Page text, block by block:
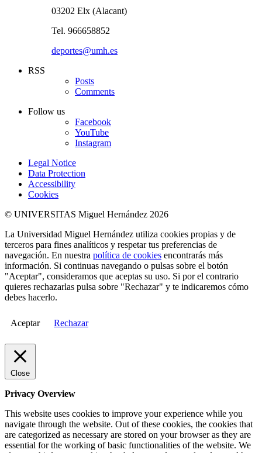
03202 Elx (Alacant)
Tel. 966658852
deportes@umh.es
RSS
Posts
Comments
Follow us
Facebook
YouTube
Instagram
Legal Notice
Data Protection
Accessibility
Cookies
© UNIVERSITAS Miguel Hernández 2026
La Universidad Miguel Hernández utiliza cookies propias y de
terceros para fines analíticos y respetar tus preferencias de
navegación. En nuestra política de cookies encontrarás más
información. Si continuas navegando o pulsas sobre el botón
"Aceptar", consideramos que aceptas su uso. Si por el contrario
quieres rechazarlas pulsa sobre "Rechazar" y te indicaremos cómo
debes hacerlo.
Aceptar Rechazar
Close
Privacy Overview
This website uses cookies to improve your experience while you
navigate through the website. Out of these cookies, the cookies that
are categorized as necessary are stored on your browser as they are
essential for the working of basic functionalities of the website. We